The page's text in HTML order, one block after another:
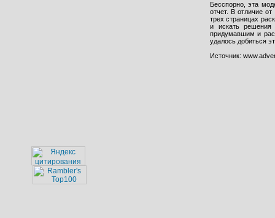
Бесспорно, эта
отчет. В отличие
трех страницах
и искать решения
придумавшим и
удалось добиться
Источник: